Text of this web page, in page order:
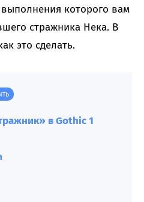
которого вам
стражника Нека. В
это сделать.
в Gothic 1